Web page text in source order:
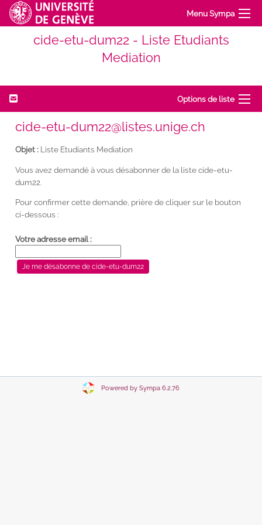
Menu Sympa
cide-etu-dum22 - Liste Etudiants
Mediation
Options de liste
cide-etu-dum22@listes.unige.ch
Objet : Liste Etudiants Mediation
Vous avez demandé à vous désabonner de la liste cide-etu-
dum22.
Pour confirmer cette demande, prière de cliquer sur le bouton
ci-dessous :
Votre adresse email :
Powered by Sympa 6.2.76